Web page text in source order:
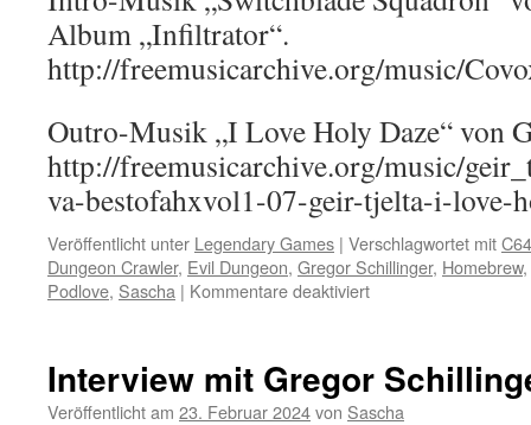
Album „Infiltrator“.
http://freemusicarchive.org/music/
Outro-Musik „I Love Holy Daze“ von
http://freemusicarchive.org/music/
va-bestofahxvol1-07-geir-tjelta-i-love-
Veröffentlicht unter Legendary Games | Verschlagwortet mitC64
Dungeon Crawler, Evil Dungeon, Gregor Schillinger, Homebrew,
Podlove, Sascha | Kommentare deaktiviertfür
Interview mit Gregor
Veröffentlicht am 23. Februar 2024von Sascha